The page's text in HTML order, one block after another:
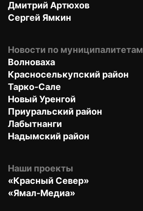
Дмитрий Артюхов
Сергей Ямкин
Новости по муниципалитетам
Волноваха
Красноселькупский район
Тарко-Сале
Новый Уренгой
Приуральский район
Лабытнанги
Надымский район
Наши проекты
«Красный Север»
«Ямал-Медиа»